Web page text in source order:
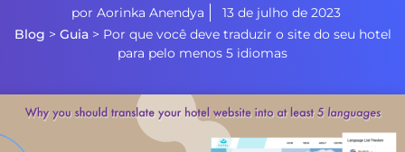
por Aorinka Anendya
13 de julho de 2023
Blog > Guia> Por que você deve traduzir o site do seu hotel
para pelo menos 5 idiomas